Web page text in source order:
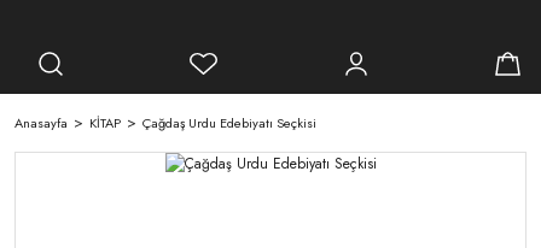
Anasayfa KİTAP Çağdaş Urdu Edebiyatı Seçkisi